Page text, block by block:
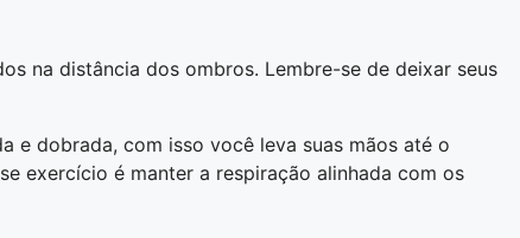
na distância dos ombros. Lembre-se de deixar seus
e dobrada, com isso você leva suas mãos até o
exercício é manter a respiração alinhada com os